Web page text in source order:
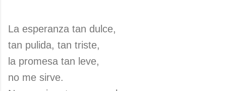
La esperanza tan dulce,
tan pulida, tan triste,
la promesa tan leve,
no me sirve.